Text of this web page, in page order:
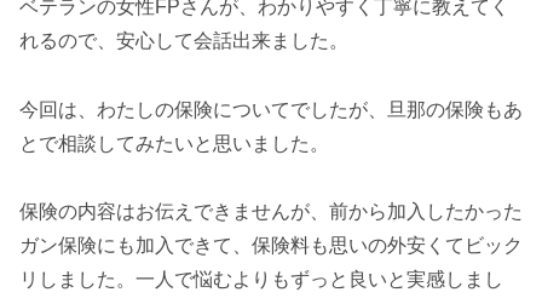
ベテランの女性FPさんが、わかりやすく丁寧に教えてく
れるので、安心して会話出来ました。
今回は、わたしの保険についてでしたが、旦那の保険もあ
とで相談してみたいと思いました。
保険の内容はお伝えできませんが、前から加入したかった
ガン保険にも加入できて、保険料も思いの外安くてビック
リしました。一人で悩むよりもずっと良いと実感しまし